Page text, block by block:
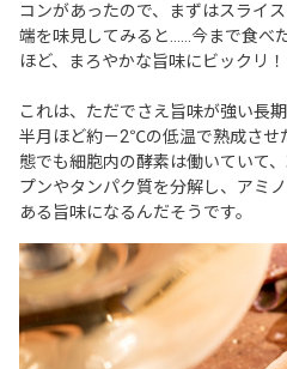
コンがあったので、まずはスライ
端を味見してみると……今まで食べ
ほど、まろやかな旨味にビックリ！
これは、ただでさえ旨味が強い長
半月ほど約－2℃の低温で熟成させ
態でも細胞内の酵素は働いていて
プンやタンパク質を分解し、アミ
ある旨味になるんだそうです。